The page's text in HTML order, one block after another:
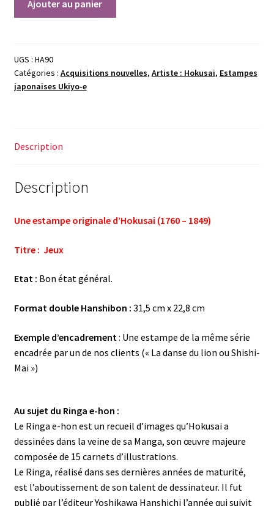
1850
Ajouter au panier
UGS : HA90
Catégories : Acquisitions nouvelles, Artiste : Hokusai, Estampes
japonaises Ukiyo-e
Description
Description
Une estampe originale d’Hokusai (1760 – 1849)
Titre : Jeux
Etat : Bon état général.
Format double Hanshibon : 31,5 cm x 22,8 cm
Exemple d’encadrement : Une estampe de la même série
encadrée par un de nos clients (« La danse du lion ou Shishi-
Mai »)
Au sujet du Ringa e-hon :
Le Ringa e-hon est un recueil d’images qu’Hokusai a
dessinées dans la veine de sa Manga, son œuvre majeure
composée de 15 carnets d’illustrations.
Le Ringa, réalisé dans ses dernières années de maturité,
est l’aboutissement de son talent de dessinateur. Il fut
publié par l’éditeur Yoshikawa Hanshichi l’année qui suivit